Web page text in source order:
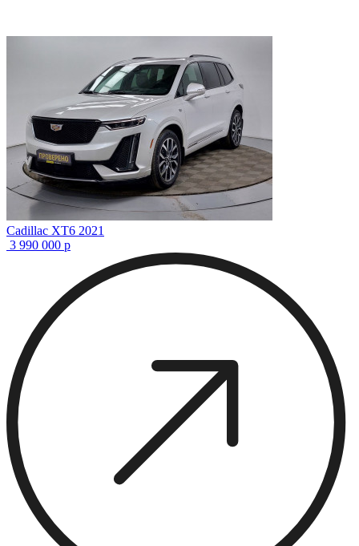
Cadillac XT6 2021
3 990 000 р